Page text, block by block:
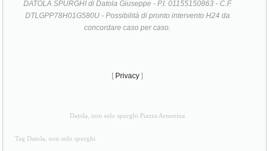
DATOLA SPURGHI di Datola Giuseppe - P.I. 01155150863 - C.F.
DTLGPP78H01G580U - Possibilità di pronto intervento H24 da
concordare caso per caso.
[ Privacy ]
Datola, non solo spurghi Piazza Armerina
Tag Datola, non solo spurghi